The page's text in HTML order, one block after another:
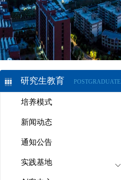
研究生教育 POSTGRADUATE
培养模式
新闻动态
通知公告
实践基地